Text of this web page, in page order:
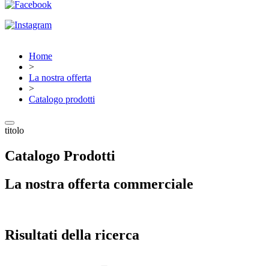
Home
>
La nostra offerta
>
Catalogo prodotti
titolo
Catalogo Prodotti
La nostra offerta commerciale
Risultati della ricerca